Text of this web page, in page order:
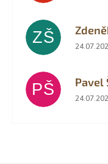
ZŠ
PŠ Pavel